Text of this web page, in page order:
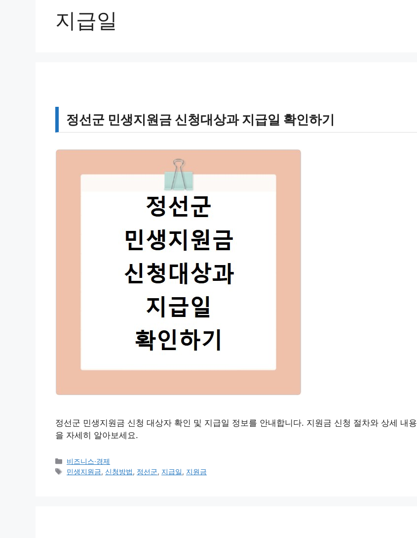
지급일
정선군 민생지원금 신청대상과 지급일 확인하기
정선군 민생지원금 신청 대상자 확인 및 지급일 정보를 안내합니다. 지원금 신청 절차와 상세 내용
을 자세히 알아보세요.
카
테
비즈니스·경제
태
민생지원금, 신청방법, 정선군, 지급일, 지원금